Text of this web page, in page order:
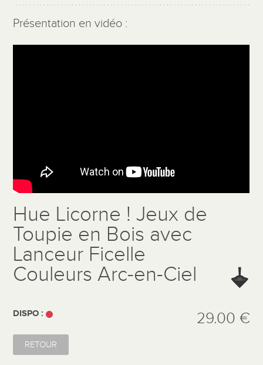
Présentation en vidéo :
Hue Licorne ! Jeux de
Toupie en Bois avec
Lanceur Ficelle
Couleurs Arc-en-Ciel
DISPO : 29.00 €
RETOUR